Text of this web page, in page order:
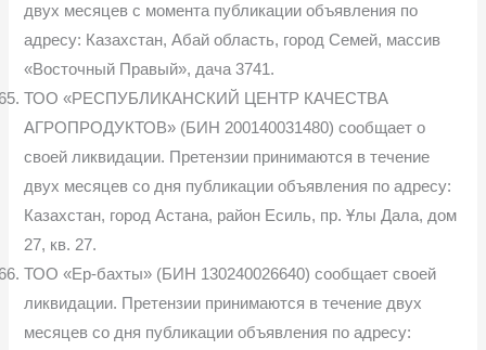
двух месяцев с момента публикации объявления по
адресу: Казахстан, Абай область, город Семей, массив
«Восточный Правый», дача 3741.
ТОО «РЕСПУБЛИКАНСКИЙ ЦЕНТР КАЧЕСТВА
АГРОПРОДУКТОВ» (БИН 200140031480) сообщает о
своей ликвидации. Претензии принимаются в течение
двух месяцев со дня публикации объявления по адресу:
Казахстан, город Астана, район Есиль, пр. Ұлы Дала, дом
27, кв. 27.
ТОО «Ер-бахты» (БИН 130240026640) сообщает своей
ликвидации. Претензии принимаются в течение двух
месяцев со дня публикации объявления по адресу: